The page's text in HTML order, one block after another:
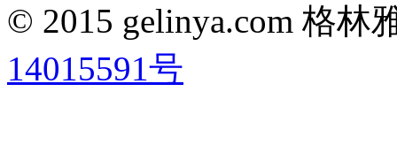
© 2015 gelinya.com 格
14015591号